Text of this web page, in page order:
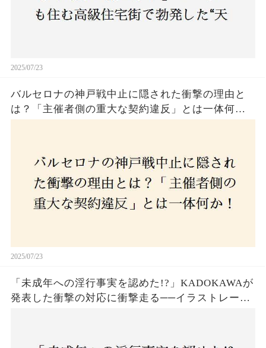
2025/07/23
バルセロナの神戸戦中止に隠された衝撃の理由と
は？「主催者側の重大な契約違反」とは一体何
2025/07/23
「未成年への淫行事実を認めた!?」KADOKAWAが
発表した衝撃の対応に衝撃走る──イラストレータ